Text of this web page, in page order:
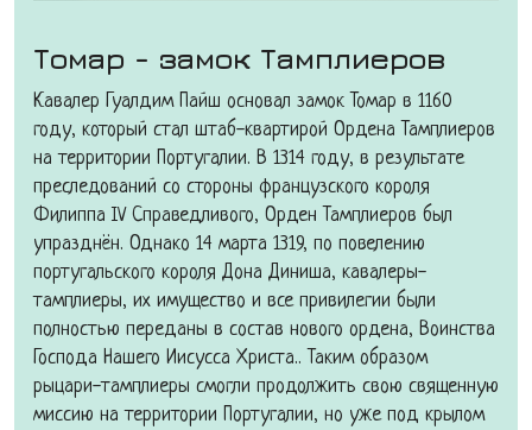
Томар - замок Тамплиеров
Кавалер Гуалдим Пайш основал замок Томар в 1160
году, который стал штаб-квартирой Ордена Тамплиеров
на территории Португалии. В 1314 году, в результате
преследований со стороны французского короля
Филиппа IV Справедливого, Орден Тамплиеров был
упразднён. Однако 14 марта 1319, по повелению
португальского короля Дона Диниша, кавалеры-
тамплиеры, их имущество и все привилегии были
полностью переданы в состав нового ордена, Воинства
Господа Нашего Иисусса Христа.. Таким образом
рыцари-тамплиеры смогли продолжить свою священную
миссию на территории Португалии, но уже под крылом